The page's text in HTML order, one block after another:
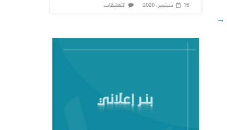
→
16 سبتمبر، 2020 التعليقات